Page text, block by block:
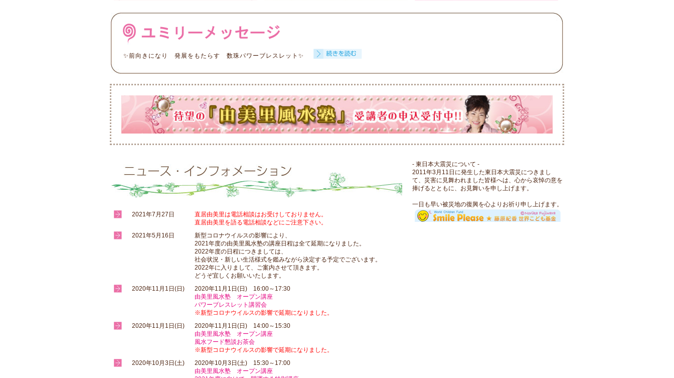
✨前向きになり 発展をもたらす 数珠パワーブレスレット✨
2021年7月27日
直居由美里は電話相談はお受けしておりません。
直居由美里を語る電話相談などにご注意下さい。
2021年5月16日
新型コロナウイルスの影響により、
2021年度の由美里風水塾の講座日程は全て延期になりました。
2022年度の日程につきましては、
社会状況・新しい生活様式を鑑みながら決定する予定でございます。
2022年に入りまして、ご案内させて頂きます。
どうぞ宜しくお願いいたします。
2020年11月1日(日)
2020年11月1日(日) 16:00～17:30
由美里風水塾 オープン講座
パワーブレスレット講習会
※新型コロナウイルスの影響で延期になりました。
2020年11月1日(日)
2020年11月1日(日) 14:00～15:30
由美里風水塾 オープン講座
風水フード懇談お茶会
※新型コロナウイルスの影響で延期になりました。
2020年10月3日(土)
2020年10月3日(土) 15:30～17:00
由美里風水塾 オープン講座
- 東日本大震災について -
2011年3月11日に発生した東日本大震災につきまし
て、災害に見舞われました皆様へは、心から哀悼の意を
捧げるとともに、お見舞いを申し上げます。
一日も早い被災地の復興を心よりお祈り申し上げます。